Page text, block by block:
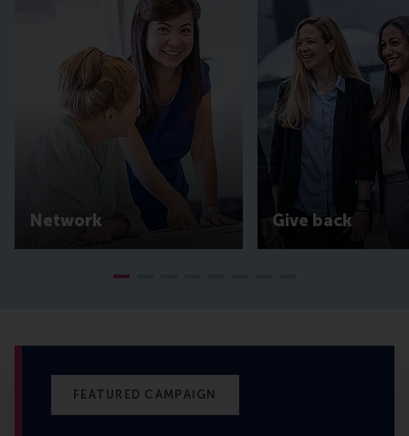
Network Give back
FEATURED CAMPAIGN